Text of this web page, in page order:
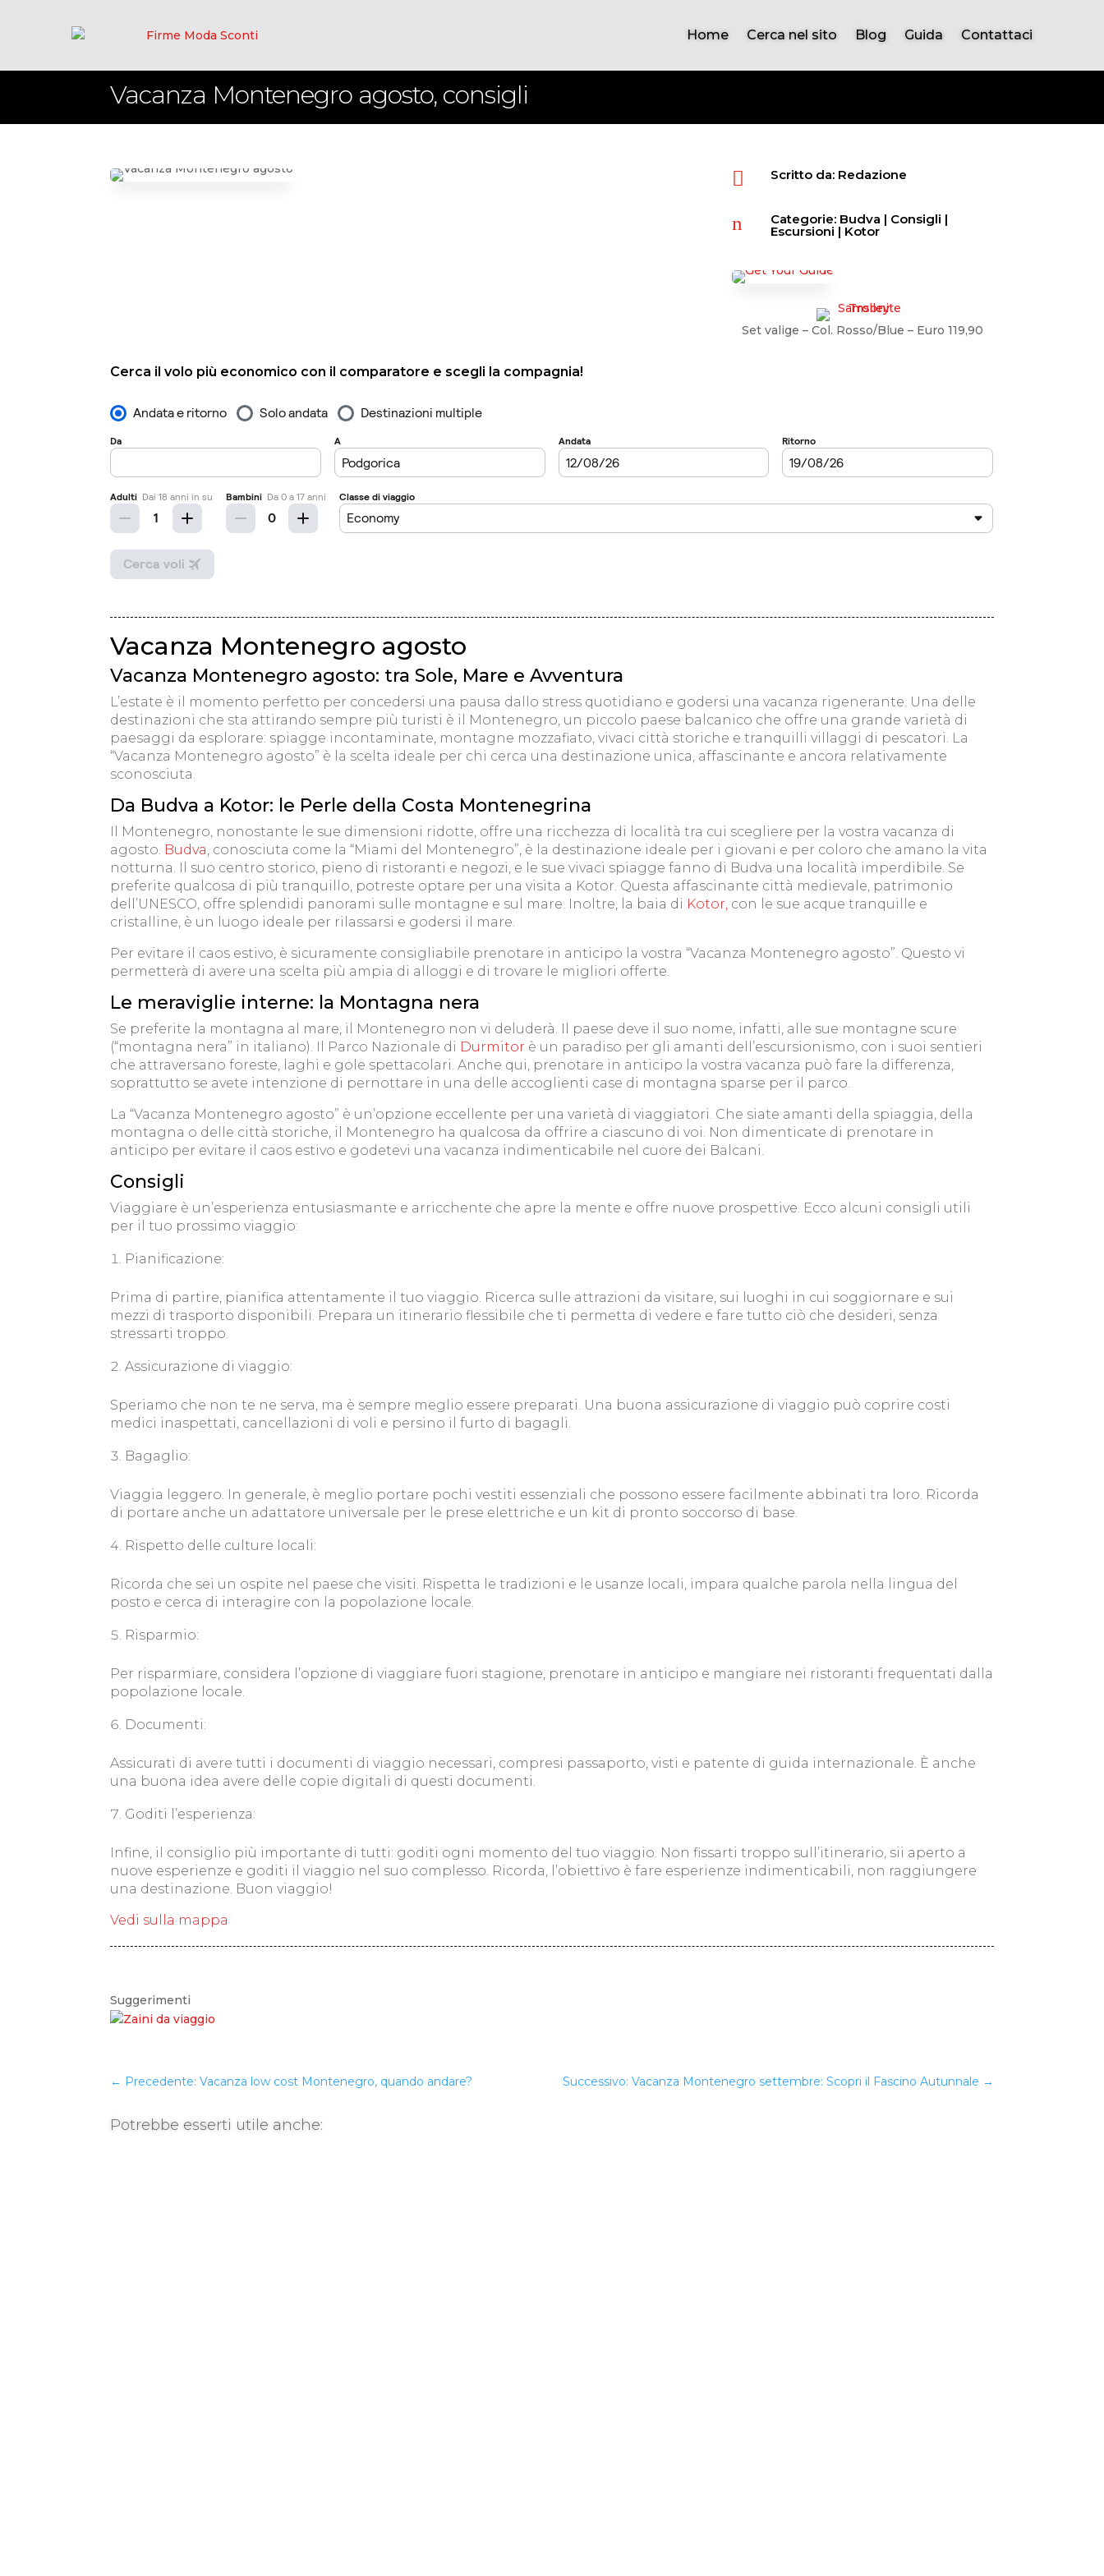
Home Cerca nel sito Blog Guida Contattaci
Vacanza Montenegro agosto, consigli
 Scritto da: Redazione
n Categorie: Budva | Consigli |
Escursioni | Kotor
Set valige – Col. Rosso/Blue – Euro 119,90
Cerca il volo più economico con il comparatore e scegli la compagnia!
Vacanza Montenegro agosto
Vacanza Montenegro agosto: tra Sole, Mare e Avventura
L’estate è il momento perfetto per concedersi una pausa dallo stress quotidiano e godersi una vacanza rigenerante. Una delle
destinazioni che sta attirando sempre più turisti è il Montenegro, un piccolo paese balcanico che offre una grande varietà di
paesaggi da esplorare: spiagge incontaminate, montagne mozzafiato, vivaci città storiche e tranquilli villaggi di pescatori. La
“Vacanza Montenegro agosto” è la scelta ideale per chi cerca una destinazione unica, affascinante e ancora relativamente
sconosciuta.
Da Budva a Kotor: le Perle della Costa Montenegrina
Il Montenegro, nonostante le sue dimensioni ridotte, offre una ricchezza di località tra cui scegliere per la vostra vacanza di
agosto. Budva, conosciuta come la “Miami del Montenegro”, è la destinazione ideale per i giovani e per coloro che amano la vita
notturna. Il suo centro storico, pieno di ristoranti e negozi, e le sue vivaci spiagge fanno di Budva una località imperdibile. Se
preferite qualcosa di più tranquillo, potreste optare per una visita a Kotor. Questa affascinante città medievale, patrimonio
dell’UNESCO, offre splendidi panorami sulle montagne e sul mare. Inoltre, la baia di Kotor, con le sue acque tranquille e
cristalline, è un luogo ideale per rilassarsi e godersi il mare.
Per evitare il caos estivo, è sicuramente consigliabile prenotare in anticipo la vostra “Vacanza Montenegro agosto”. Questo vi
permetterà di avere una scelta più ampia di alloggi e di trovare le migliori offerte.
Le meraviglie interne: la Montagna nera
Se preferite la montagna al mare, il Montenegro non vi deluderà. Il paese deve il suo nome, infatti, alle sue montagne scure
(“montagna nera” in italiano). Il Parco Nazionale di Durmitor è un paradiso per gli amanti dell’escursionismo, con i suoi sentieri
che attraversano foreste, laghi e gole spettacolari. Anche qui, prenotare in anticipo la vostra vacanza può fare la differenza,
soprattutto se avete intenzione di pernottare in una delle accoglienti case di montagna sparse per il parco.
La “Vacanza Montenegro agosto” è un’opzione eccellente per una varietà di viaggiatori. Che siate amanti della spiaggia, della
montagna o delle città storiche, il Montenegro ha qualcosa da offrire a ciascuno di voi. Non dimenticate di prenotare in
anticipo per evitare il caos estivo e godetevi una vacanza indimenticabile nel cuore dei Balcani.
Consigli
Viaggiare è un’esperienza entusiasmante e arricchente che apre la mente e offre nuove prospettive. Ecco alcuni consigli utili
per il tuo prossimo viaggio:
Pianificazione:
Prima di partire, pianifica attentamente il tuo viaggio. Ricerca sulle attrazioni da visitare, sui luoghi in cui soggiornare e sui
mezzi di trasporto disponibili. Prepara un itinerario flessibile che ti permetta di vedere e fare tutto ciò che desideri, senza
stressarti troppo.
Assicurazione di viaggio:
Speriamo che non te ne serva, ma è sempre meglio essere preparati. Una buona assicurazione di viaggio può coprire costi
medici inaspettati, cancellazioni di voli e persino il furto di bagagli.
Bagaglio:
Viaggia leggero. In generale, è meglio portare pochi vestiti essenziali che possono essere facilmente abbinati tra loro. Ricorda
di portare anche un adattatore universale per le prese elettriche e un kit di pronto soccorso di base.
Rispetto delle culture locali:
Ricorda che sei un ospite nel paese che visiti. Rispetta le tradizioni e le usanze locali, impara qualche parola nella lingua del
posto e cerca di interagire con la popolazione locale.
Risparmio:
Per risparmiare, considera l’opzione di viaggiare fuori stagione, prenotare in anticipo e mangiare nei ristoranti frequentati dalla
popolazione locale.
Documenti:
Assicurati di avere tutti i documenti di viaggio necessari, compresi passaporto, visti e patente di guida internazionale. È anche
una buona idea avere delle copie digitali di questi documenti.
Goditi l’esperienza:
Infine, il consiglio più importante di tutti: goditi ogni momento del tuo viaggio. Non fissarti troppo sull’itinerario, sii aperto a
nuove esperienze e goditi il viaggio nel suo complesso. Ricorda, l’obiettivo è fare esperienze indimenticabili, non raggiungere
una destinazione. Buon viaggio!
Vedi sulla mappa
Suggerimenti
← Precedente: Vacanza low cost Montenegro, quando andare? Successivo: Vacanza Montenegro settembre: Scopri il Fascino Autunnale →
Potrebbe esserti utile anche: